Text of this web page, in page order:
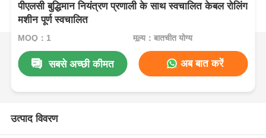
पीएलसी बुद्धिमान नियंत्रण प्रणाली के साथ स्वचालित केबल रोलिंग
मशीन पूर्ण स्वचालित
MOQ：1 मूल्य：बातचीत योग्य
सबसे अच्छी कीमत अब बात करें
उत्पाद विवरण